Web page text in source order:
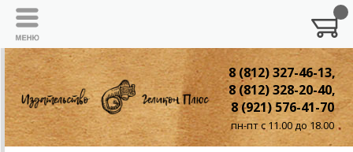
8 (812) 327-46-13,
8 (812) 328-20-40,
8 (921) 576-41-70
пн-пт с 11.00 до 18.00